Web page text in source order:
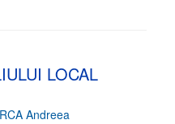
LOCAL
Andreea